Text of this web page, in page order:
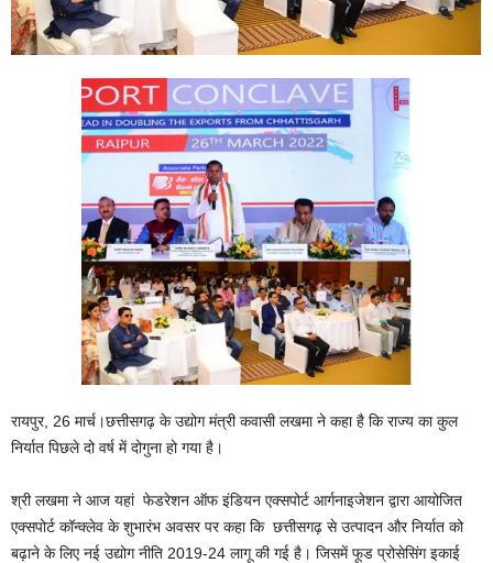
रायपुर, 26 मार्च।छत्तीसगढ़ के उद्योग मंत्री कवासी लखमा ने कहा है कि राज्य का कुल
निर्यात पिछले दो वर्ष में दोगुना हो गया है।
श्री लखमा ने आज यहां फेडरेशन ऑफ इंडियन एक्सपोर्ट आर्गनाइजेशन द्वारा आयोजित
एक्सपोर्ट कॉन्क्लेव के शुभारंभ अवसर पर कहा कि छत्तीसगढ़ से उत्पादन और निर्यात को
बढ़ाने के लिए नई उद्योग नीति 2019-24 लागू की गई है। जिसमें फूड प्रोसेसिंग इकाई